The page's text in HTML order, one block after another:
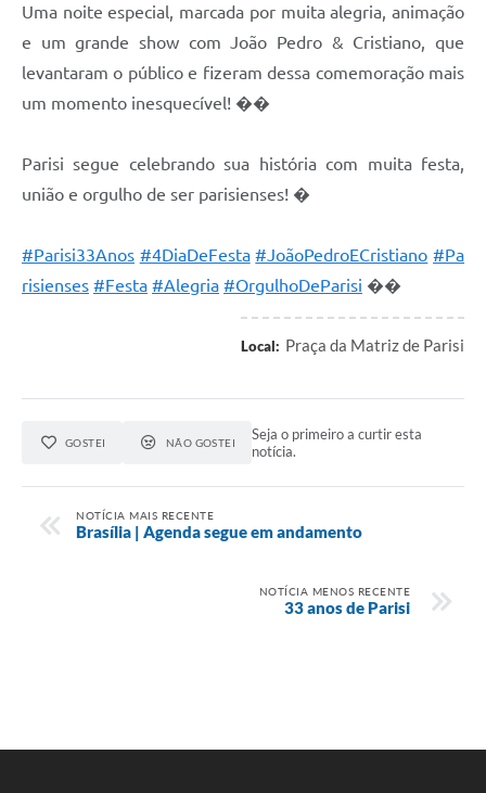
Uma noite especial, marcada por muita alegria, animação
e um grande show com João Pedro & Cristiano, que
levantaram o público e fizeram dessa comemoração mais
um momento inesquecível! ��
Parisi segue celebrando sua história com muita festa,
união e orgulho de ser parisienses! �
#Parisi33Anos #4DiaDeFesta #JoãoPedroECristiano #Pa
risienses #Festa #Alegria #OrgulhoDeParisi ��
Local: Praça da Matriz de Parisi
GOSTEI NÃO GOSTEI
Seja o primeiro a curtir esta
notícia.
NOTÍCIA MAIS RECENTE
Brasília | Agenda segue em andamento
NOTÍCIA MENOS RECENTE
33 anos de Parisi